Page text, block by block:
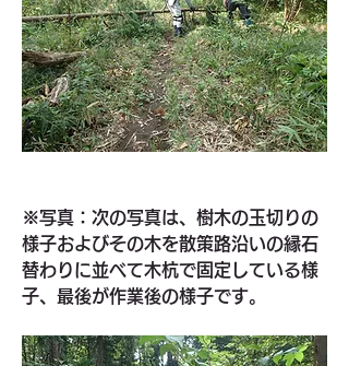
※写真：次の写真は、樹木の玉切りの
様子およびその木を散策路沿いの縁石
替わりに並べて木杭で固定している様
子、最後が作業後の様子です。